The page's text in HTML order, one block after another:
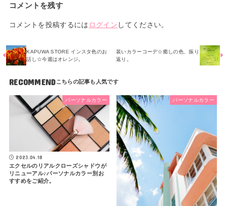
コメントを残す
コメントを投稿するには ログイン してください。
KAPUWA STORE インスタ色のお
話し☆今週はオレンジ。
装いカラーコーデ☆癒しの色、振り
返り。
RECOMMEND
パーソナルカラー
2023.04.18
エクセルのリアルクローズシャドウが
リニューアル♪パーソナルカラー別お
すすめをご紹介。
パーソナルカラー